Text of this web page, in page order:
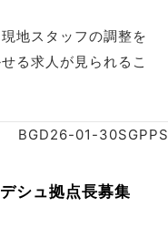
地スタッフの調整を
る求人が見られるこ
BGD26-01-30SGPPS
シュ拠点長募集